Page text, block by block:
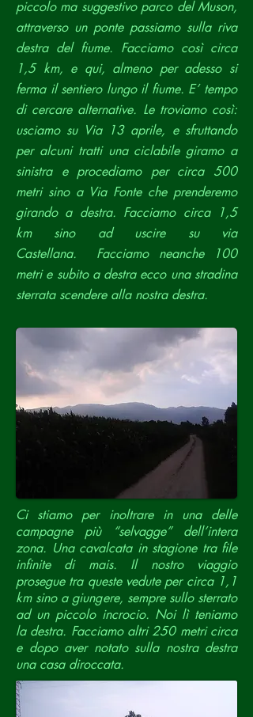
piccolo ma suggestivo parco del Muson,
attraverso un ponte passiamo sulla riva
destra del fiume. Facciamo così circa
1,5 km, e qui, almeno per adesso si
ferma il sentiero lungo il fiume. E’ tempo
di cercare alternative. Le troviamo così:
usciamo su Via 13 aprile, e sfruttando
per alcuni tratti una ciclabile giramo a
sinistra e procediamo per circa 500
metri sino a Via Fonte che prenderemo
girando a destra. Facciamo circa 1,5
km sino ad uscire su via
Castellana. Facciamo neanche 100
metri e subito a destra ecco una stradina
sterrata scendere alla nostra destra.
Ci stiamo per inoltrare in una delle
campagne più “selvagge” dell’intera
zona. Una cavalcata in stagione tra file
infinite di mais. Il nostro viaggio
prosegue tra queste vedute per circa 1,1
km sino a giungere, sempre sullo sterrato
ad un piccolo incrocio. Noi lì teniamo
la destra. Facciamo altri 250 metri circa
e dopo aver notato sulla nostra destra
una casa diroccata.